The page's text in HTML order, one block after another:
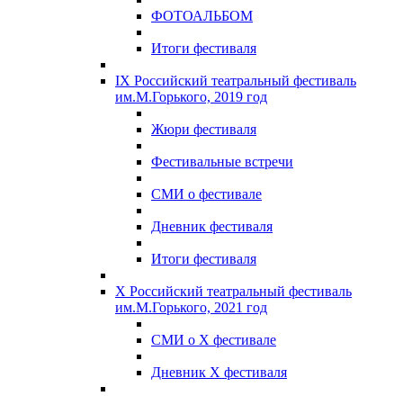
ФОТОАЛЬБОМ
Итоги фестиваля
IX Российский театральный фестиваль
им.М.Горького, 2019 год
Жюри фестиваля
Фестивальные встречи
СМИ о фестивале
Дневник фестиваля
Итоги фестиваля
X Российский театральный фестиваль
им.М.Горького, 2021 год
СМИ о X фестивале
Дневник X фестиваля